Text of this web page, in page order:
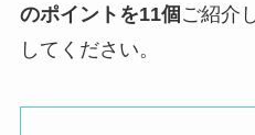
のポイントを11個 ご紹介
してください。